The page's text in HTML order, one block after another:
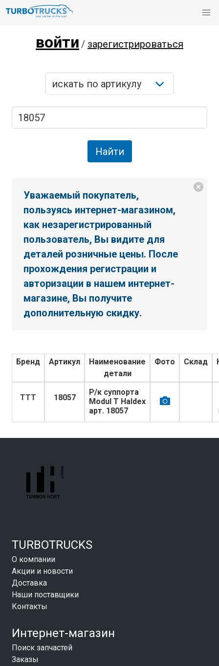
войти / зарегистрироваться
Уважаемый покупатель,
пользуясь интернет-магазином,
как незарегистрированный
пользователь, Вы видите для
деталей розничные цены. После
прохождения регистрации и
авторизации в нашем интернет-
магазине, Вы получите
дополнительную скидку.
Бренд Артикул
Наименование
детали
Фото Склад
TTT 18057
Р/к суппорта
Modul T Haldex
арт. 18057
TURBOTRUCKS
О компании
Акции и новости
Доставка
Наши поставщики
Контакты
Интернет-магазин
Поиск запчастей
Заказы